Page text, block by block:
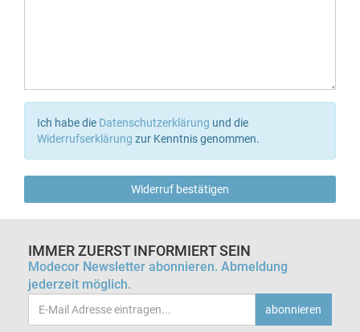
Ich habe die Datenschutzerklärung und die
Widerrufserklärung zur Kenntnis genommen.
Widerruf bestätigen
IMMER ZUERST INFORMIERT SEIN
Modecor Newsletter abonnieren. Abmeldung
jederzeit möglich.
Email-
Adresse
abonnieren